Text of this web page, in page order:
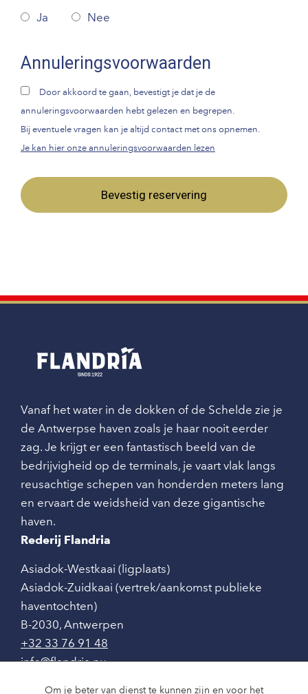
Om je beter van dienst te kunnen zijn en voor het
Ja
Nee
Annuleringsvoorwaarden
Door akkoord te gaan, bevestigt je dat je de
annuleringsvoorwaarden hebt gelezen en begrepen.
Bij eventuele vragen kan je altijd contact met ons opnemen.
Je kan hier onze annuleringsvoorwaarden lezen
Bevestig reservering
Vanaf het water in de dokken of de Schelde zie je
de Antwerpse haven zoals je haar nooit eerder
zag. Je krijgt er een fantastisch beeld van de
bedrijvigheid op de terminals, je vaart vlak langs
reusachtige schepen van honderden meters lang
en ervaart de weidsheid van deze gigantische
haven.
Rederij Flandria
Asiadok-Westkaai (ligplaats)
Asiadok-Zuidkaai (vertrek/aankomst publieke
haventochten)
B-2030, Antwerpen
+32 33 76 91 48
info@flandria.nu
Contact